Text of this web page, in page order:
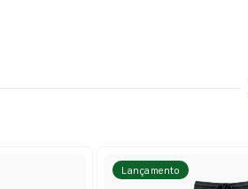
Lançamento